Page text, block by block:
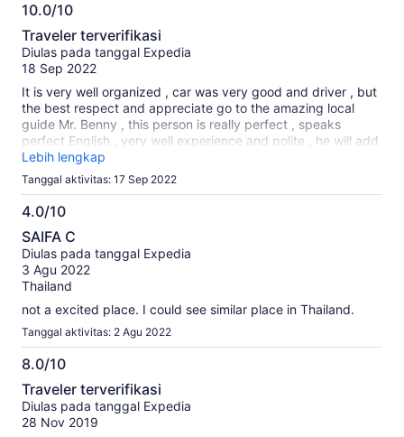
10.0/10
10.0
dari
10
Traveler terverifikasi
Diulas pada tanggal Expedia
18 Sep 2022
It is very well organized , car was very good and driver , but
the best respect and appreciate go to the amazing local
guide Mr. Benny , this person is really perfect , speaks
perfect English , very well experience and polite , he will add
lots of values to your tour , plus perfectly managing the time
to visit many places in the certain time between the day and
sunset , I highly recommend this tour .
Lebih lengkap
Tanggal aktivitas: 17 Sep 2022
4.0/10
4.0
dari
10
SAIFA C
Diulas pada tanggal Expedia
3 Agu 2022
Thailand
not a excited place. I could see similar place in Thailand.
Tanggal aktivitas: 2 Agu 2022
8.0/10
8.0
dari
10
Traveler terverifikasi
Diulas pada tanggal Expedia
28 Nov 2019